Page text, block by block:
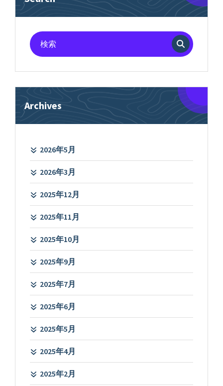
検
索
象:
Archives
2026年5月
2026年3月
2025年12月
2025年11月
2025年10月
2025年9月
2025年7月
2025年6月
2025年5月
2025年4月
2025年2月